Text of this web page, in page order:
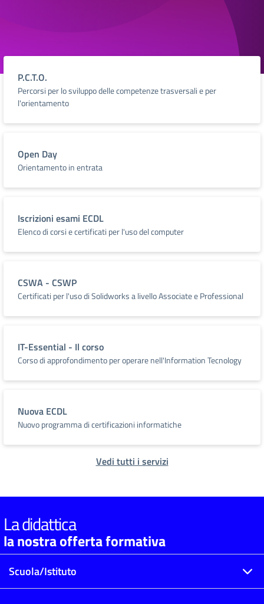
P.C.T.O.
Percorsi per lo sviluppo delle competenze trasversali e per
l'orientamento
Open Day
Orientamento in entrata
Iscrizioni esami ECDL
Elenco di corsi e certificati per l'uso del computer
CSWA - CSWP
Certificati per l'uso di Solidworks a livello Associate e Professional
IT-Essential - Il corso
Corso di approfondimento per operare nell'Information Tecnology
Nuova ECDL
Nuovo programma di certificazioni informatiche
Vedi tutti i servizi
La didattica
la nostra offerta formativa
Scuola/Istituto